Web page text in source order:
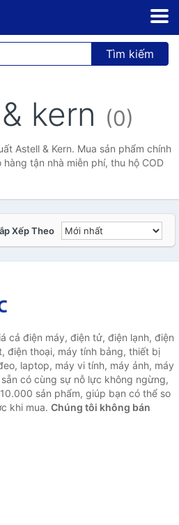
Tìm kiếm
kern (0)
Astell & Kern. Mua sản phẩm chính
tận nhà miễn phí, thu hộ COD
Xếp Theo
cả điện máy, điện tử, điện lạnh, điện
điện thoại, máy tính bảng, thiết bị
laptop, máy vi tính, máy ảnh, máy
có cùng sự nỗ lực không ngừng,
sản phẩm, giúp bạn có thể so
khi mua. Chúng tôi không bán